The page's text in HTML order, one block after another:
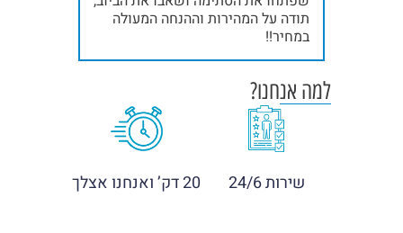
תודה על המהירות וההנחה המעולה
במחיר!!
למה אנחנו?
שירות 24/6 20 דק’ ואנחנו אצלך